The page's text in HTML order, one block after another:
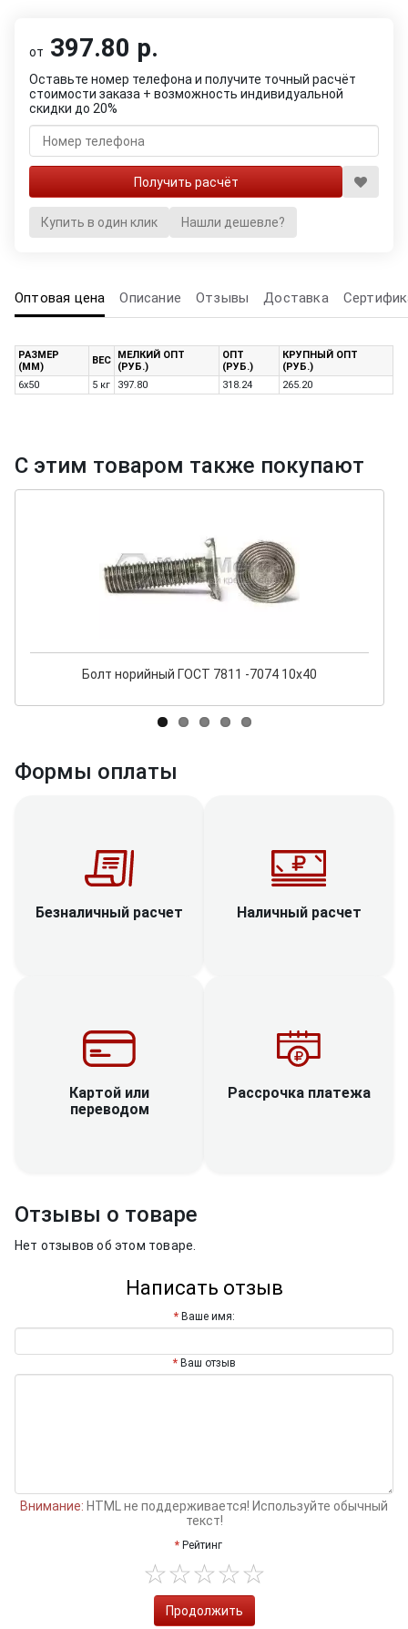
от 397.80 р.
Оставьте номер телефона и получите точный расчёт
стоимости заказа + возможность индивидуальной
скидки до 20%
Купить в один клик Нашли дешевле?
Оптовая цена Описание Отзывы Доставка
РАЗМЕР
(ММ)
ВЕС
МЕЛКИЙ ОПТ
(РУБ.)
ОПТ
(РУБ.)
КРУПНЫЙ ОПТ
(РУБ.)
6х50
5 кг 397.80 318.24 265.20
С этим товаром также покупают
Болт норийный ГОСТ 7811 -7074 10х40
Формы оплаты
Безналичный расчет Наличный расчет
Картой или
переводом
Рассрочка платежа
Отзывы о товаре
Нет отзывов об этом товаре.
Написать отзыв
Ваше имя:
Ваш отзыв
Внимание: HTML не поддерживается! Используйте обычный
текст!
Рейтинг
Продолжить